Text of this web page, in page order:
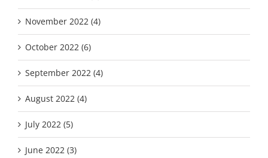
November 2022 (4)
October 2022 (6)
September 2022 (4)
August 2022 (4)
July 2022 (5)
June 2022 (3)